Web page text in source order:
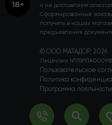
© ООО МАТАДОР, 2026
Лицензия
Пользовательское
Политика
Программа лояльности
и не доставляем
Сформированные
получить в наших
предъявления